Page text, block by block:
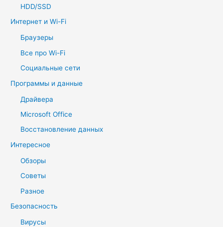
HDD/SSD
Интернет и Wi-Fi
Браузеры
Все про Wi-Fi
Социальные сети
Программы и данные
Драйвера
Microsoft Office
Восстановление данных
Интересное
Обзоры
Советы
Разное
Безопасность
Вирусы